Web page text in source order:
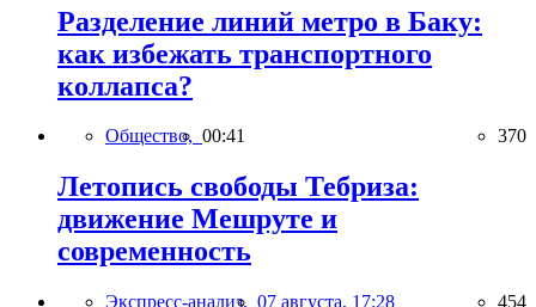
Разделение линий метро в Баку:
как избежать транспортного
коллапса?
Общество, 00:41 370
Летопись свободы Тебриза:
движение Мешруте и
современность
Экспресс-анализ, 07 августа, 17:28 454